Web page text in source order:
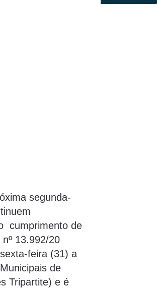
segunda-
cumprimento de
13.992/20
feira (31) a
de
Tripartite) e é